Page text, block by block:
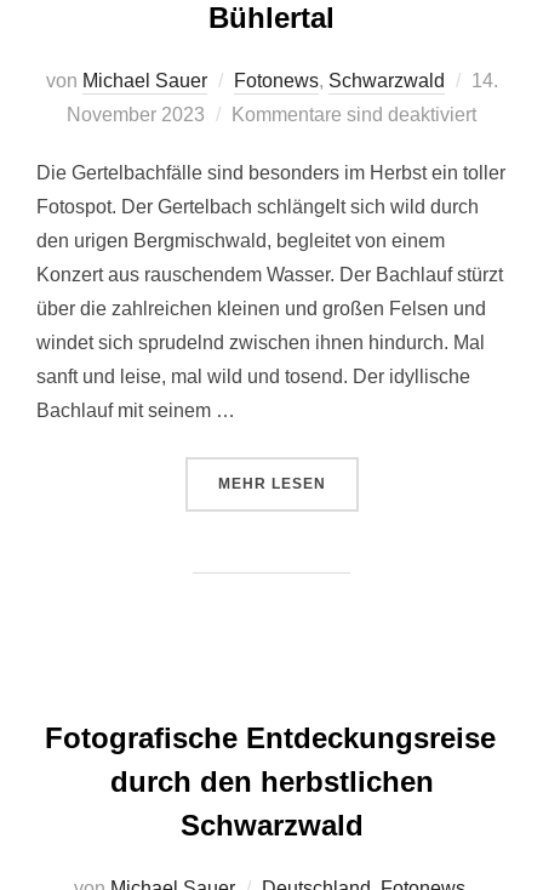
Bühlertal
von Michael Sauer Fotonews, Schwarzwald
am
14.
November 2023
Kommentare sind deaktiviert
Die Gertelbachfälle sind besonders im Herbst ein toller
Fotospot. Der Gertelbach schlängelt sich wild durch
den urigen Bergmischwald, begleitet von einem
Konzert aus rauschendem Wasser. Der Bachlauf stürzt
über die zahlreichen kleinen und großen Felsen und
windet sich sprudelnd zwischen ihnen hindurch. Mal
sanft und leise, mal wild und tosend. Der idyllische
Bachlauf mit seinem …
MEHR ÜBER „GERTELBACH-
LESEN
Fotografische Entdeckungsreise
durch den herbstlichen
Schwarzwald